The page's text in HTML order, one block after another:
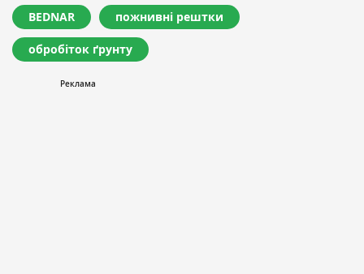
BEDNAR пожнивні рештки
обробіток ґрунту